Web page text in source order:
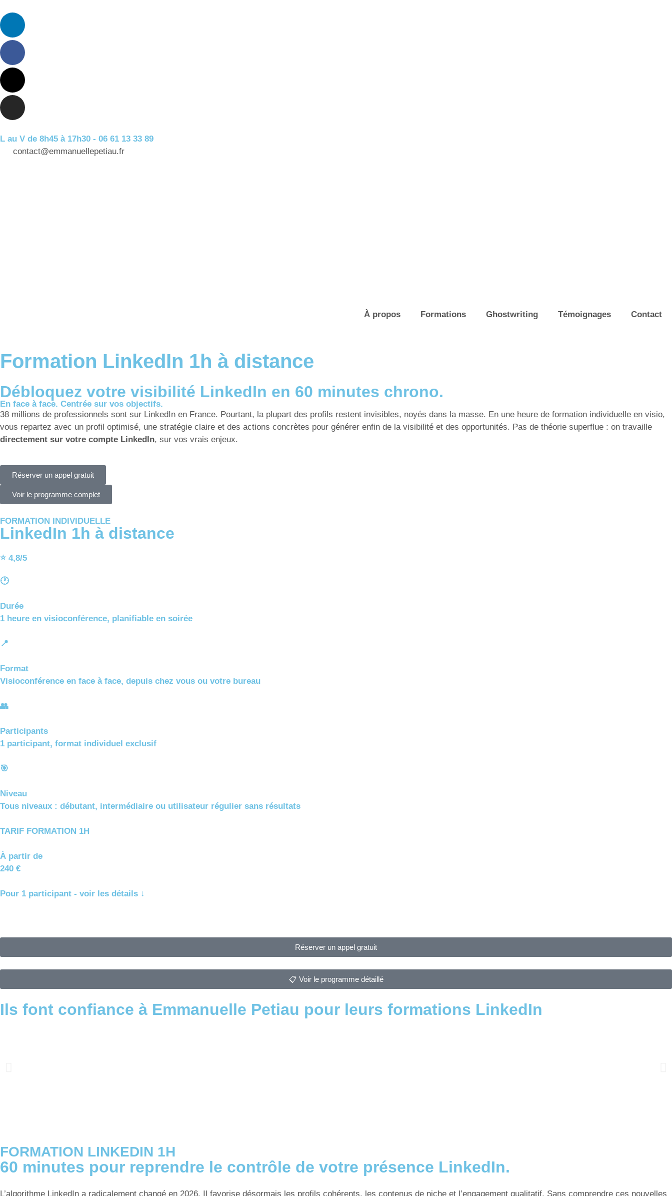
L au V de 8h45 à 17h30 - 06 61 13 33 89
contact@emmanuellepetiau.fr
À propos Formations Ghostwriting Témoignages Contact
Formation LinkedIn 1h à distance
Débloquez votre visibilité LinkedIn en 60 minutes chrono.
En face à face. Centrée sur vos objectifs.
38 millions de professionnels sont sur LinkedIn en France. Pourtant, la plupart des profils restent invisibles, noyés dans la masse. En une heure de formation individuelle en visio,
vous repartez avec un profil optimisé, une stratégie claire et des actions concrètes pour générer enfin de la visibilité et des opportunités. Pas de théorie superflue : on travaille
directement sur votre compte LinkedIn, sur vos vrais enjeux.
Réserver un appel gratuit
Voir le programme complet
FORMATION INDIVIDUELLE
LinkedIn 1h à distance
⭐ 4,8/5
🕐
Durée
1 heure en visioconférence, planifiable en soirée
📍
Format
Visioconférence en face à face, depuis chez vous ou votre bureau
👥
Participants
1 participant, format individuel exclusif
🎯
Niveau
Tous niveaux : débutant, intermédiaire ou utilisateur régulier sans résultats
TARIF FORMATION 1H
À partir de
240 €
Pour 1 participant - voir les détails ↓
Réserver un appel gratuit
📋 Voir le programme détaillé
Ils font confiance à Emmanuelle Petiau pour leurs formations LinkedIn
FORMATION LINKEDIN 1H
60 minutes pour reprendre le contrôle de votre présence LinkedIn.
L’algorithme LinkedIn a radicalement changé en 2026. Il favorise désormais les profils cohérents, les contenus de niche et l’engagement qualitatif. Sans comprendre ces nouvelles